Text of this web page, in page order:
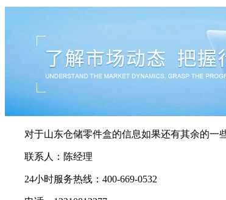
对于山东仓储零件盒的信息如果还有其余的一些
联系人：陈经理
24小时服务热线：400-669-0532